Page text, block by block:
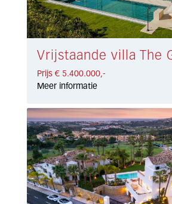
Prijs € 5.400.000,-
Meer informatie